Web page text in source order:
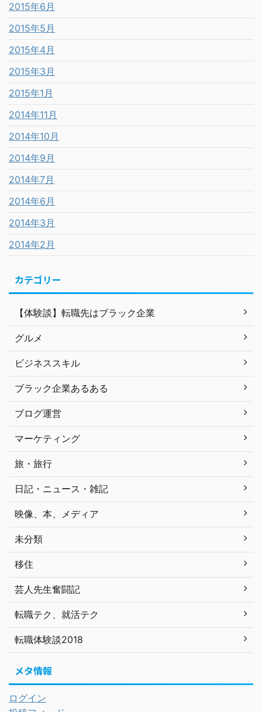
2015年6月
2015年5月
2015年4月
2015年3月
2015年1月
2014年11月
2014年10月
2014年9月
2014年7月
2014年6月
2014年3月
2014年2月
カテゴリー
【体験談】転職先はブラック企業
グルメ
ビジネススキル
ブラック企業あるある
ブログ運営
マーケティング
旅・旅行
日記・ニュース・雑記
映像、本、メディア
未分類
移住
芸人先生奮闘記
転職テク、就活テク
転職体験談2018
メタ情報
ログイン